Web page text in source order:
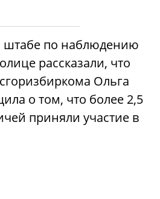
по наблюдению
рассказали, что
Ольга
о том, что более 2,5
приняли участие в